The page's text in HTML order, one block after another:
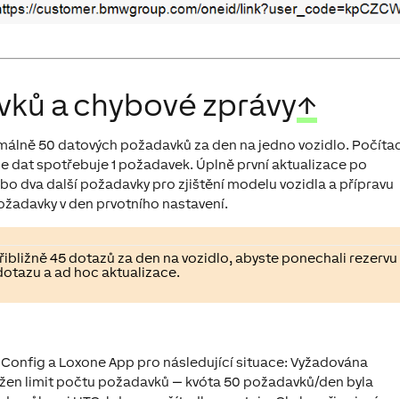
a chybové zprávy↑
50 datových požadavků za den na jedno vozidlo.
dat spotřebuje 1 požadavek. Úplně první aktualizace po
dva další požadavky pro zjištění modelu vozidla a přípravu
v den prvotního nastavení.
45 dotazů za den na vozidlo, abyste ponechali rezervu
a ad hoc aktualizace.
a Loxone App pro následující situace: Vyžadována
limit počtu požadavků — kvóta 50 požadavků/den byla